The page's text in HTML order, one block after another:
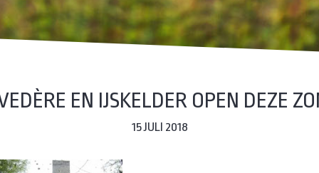
EN IJSKELDER OPEN DEZE
15 JULI 2018